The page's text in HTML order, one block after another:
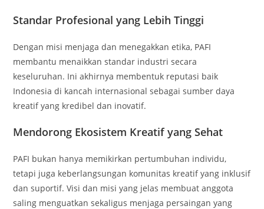
Standar Profesional yang Lebih Tinggi
Dengan misi menjaga dan menegakkan etika, PAFI
membantu menaikkan standar industri secara
keseluruhan. Ini akhirnya membentuk reputasi baik
Indonesia di kancah internasional sebagai sumber daya
kreatif yang kredibel dan inovatif.
Mendorong Ekosistem Kreatif yang Sehat
PAFI bukan hanya memikirkan pertumbuhan individu,
tetapi juga keberlangsungan komunitas kreatif yang inklusif
dan suportif. Visi dan misi yang jelas membuat anggota
saling menguatkan sekaligus menjaga persaingan yang